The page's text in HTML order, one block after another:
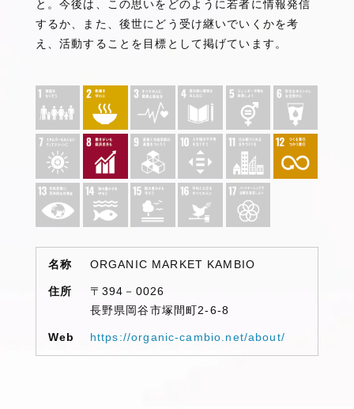
と。今後は、この思いをどのように若者に情報発信
するか、また、後世にどう受け継いでいくかを考
え、活動することを目標として掲げています。
名称 ORGANIC MARKET KAMBIO
住所
〒394－0026
長野県岡谷市塚間町2-6-8
Web https://organic-cambio.net/about/